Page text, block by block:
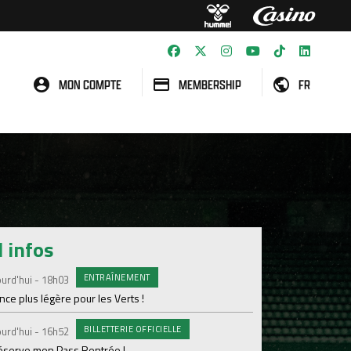
MON COMPTE MEMBERSHIP FR
infos
- 18h03 ENTRAÎNEMENT
plus légère pour les Verts !
- 16h52 BILLETTERIE OFFICIELLE
Lundi 03 Août
Le programme de
Lundi 03 Août